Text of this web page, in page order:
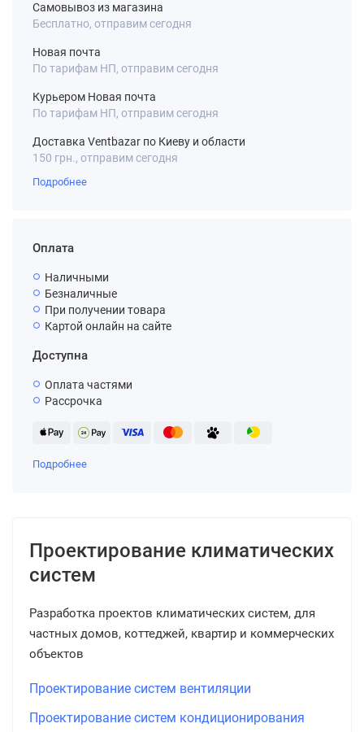
Самовывоз из магазина
Бесплатно, отправим сегодня
Новая почта
По тарифам НП, отправим сегодня
Курьером Новая почта
По тарифам НП, отправим сегодня
Доставка Ventbazar по Киеву и области
150 грн., отправим сегодня
Подробнее
Оплата
Наличными
Безналичные
При получении товара
Картой онлайн на сайте
Доступна
Оплата частями
Рассрочка
Подробнее
Проектирование климатических
систем
Разработка проектов климатических систем, для
частных домов, коттеджей, квартир и коммерческих
объектов
Проектирование систем вентиляции
Проектирование систем кондиционирования